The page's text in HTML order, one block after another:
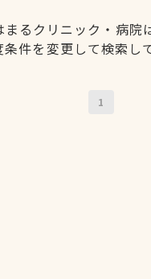
るクリニック・病院
条件を変更して検索し
1